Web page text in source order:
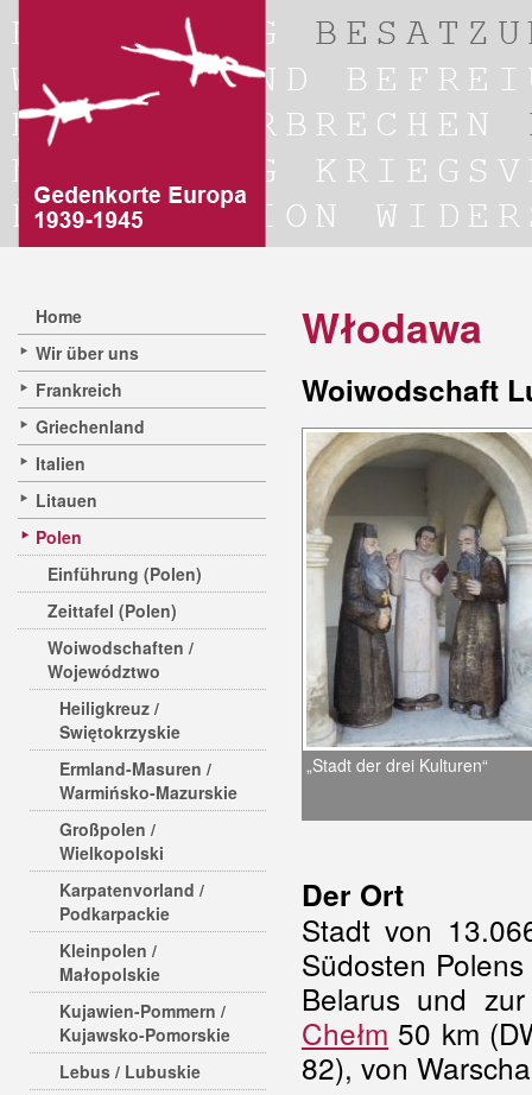
Home
Wir über uns
Frankreich
Griechenland
Italien
Litauen
Polen
Einführung (Polen)
Zeittafel (Polen)
Woiwodschaften /
Województwo
Heiligkreuz /
Swiętokrzyskie
Ermland-Masuren /
Warmińsko-Mazurskie
Großpolen /
Wielkopolski
Karpatenvorland /
Podkarpackie
Kleinpolen /
Małopolskie
Kujawien-Pommern /
Kujawsko-Pomorskie
Lebus / Lubuskie
Włodawa
Woiwodschaft
„Stadt der drei Kulturen“
Der Ort
Stadt von
Südosten
Belarus und
Chełm 50 km
82), von